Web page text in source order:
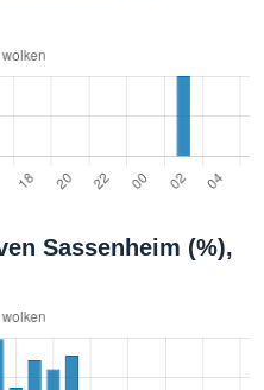
Sassenheim (%),